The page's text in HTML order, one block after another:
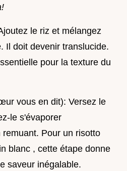
le riz et mélangez
Il doit devenir translucide.
pour la texture du
vous en dit): Versez le
le s'évaporer
Pour un risotto
blanc , cette étape donne
saveur inégalable.